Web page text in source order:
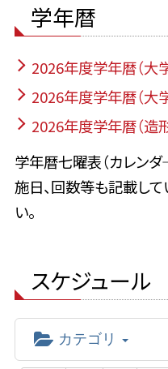
学年暦
2026年度学年暦（大学
2026年度学年暦（大
2026年度学年暦（造
学年暦七曜表（カレン
施日、回数等も記載して
い。
スケジュール
カテゴリ